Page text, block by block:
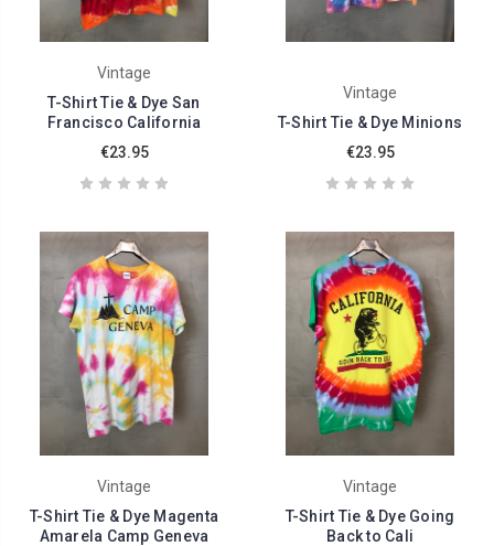
Vintage
T-Shirt Tie & Dye San
Francisco California
€23.95
Vintage
T-Shirt Tie & Dye Minions
€23.95
Vintage
T-Shirt Tie & Dye Magenta
Amarela Camp Geneva
Vintage
T-Shirt Tie & Dye Going
Back to Cali